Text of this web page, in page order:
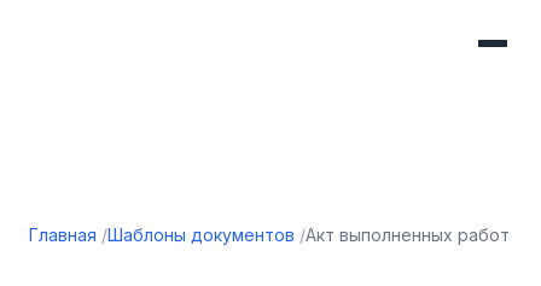
Главная Шаблоны документов Акт выполненных работ